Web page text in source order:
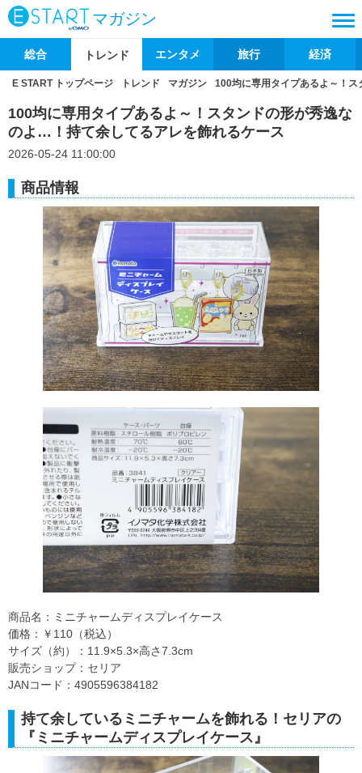
マガジン
総合 トレンド エンタメ 旅行 経済
E START トップページ トレンド マガジン 100均に専用タイプあるよ～！
100均に専用タイプあるよ～！スタンドの形が秀逸な
のよ…！持て余してるアレを飾れるケース
2026-05-24 11:00:00
商品情報
商品名：ミニチャームディスプレイケース
価格：￥110（税込）
サイズ（約）：11.9×5.3×高さ7.3cm
販売ショップ：セリア
JANコード：4905596384182
持て余しているミニチャームを飾れる！セリアの
『ミニチャームディスプレイケース』